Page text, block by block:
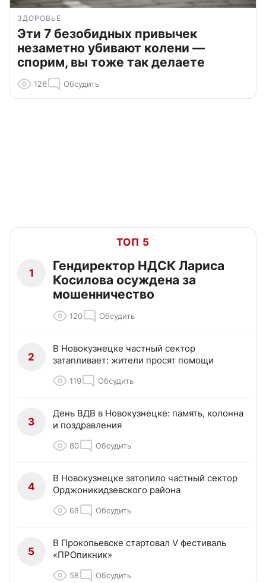
ЗДОРОВЬЕ
Эти 7 безобидных привычек
незаметно убивают колени —
спорим, вы тоже так делаете
126 Обсудить
ТОП 5
1
Гендиректор НДСК Лариса
Косилова осуждена за
мошенничество
120 Обсудить
2
В Новокузнецке частный сектор
затапливает: жители просят помощи
119 Обсудить
3
День ВДВ в Новокузнецке: память, колонна
и поздравления
80 Обсудить
4
В Новокузнецке затопило частный сектор
Орджоникидзевского района
68 Обсудить
5
В Прокопьевске стартовал V фестиваль
«ПРОпикник»
58 Обсудить